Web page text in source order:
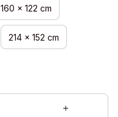
160 x 122 cm
214 x 152 cm